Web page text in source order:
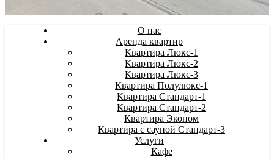
О нас
Аренда квартир
Квартира Люкс-1
Квартира Люкс-2
Квартира Люкс-3
Квартира Полулюкс-1
Квартира Стандарт-1
Квартира Стандарт-2
Квартира Эконом
Квартира с сауной Стандарт-3
Услуги
Кафе